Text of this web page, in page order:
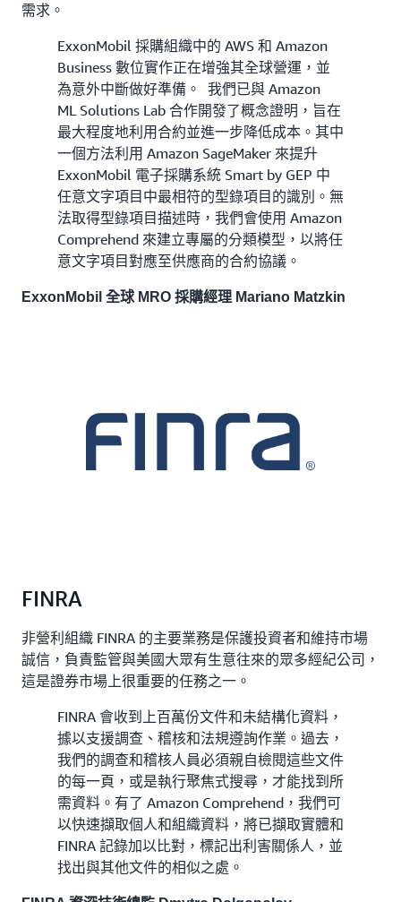
需求。
ExxonMobil 採購組織中的 AWS 和 Amazon
Business 數位實作正在增強其全球營運，並
為意外中斷做好準備。 我們已與 Amazon
ML Solutions Lab 合作開發了概念證明，旨在
最大程度地利用合約並進一步降低成本。其中
一個方法利用 Amazon SageMaker 來提升
ExxonMobil 電子採購系統 Smart by GEP 中
任意文字項目中最相符的型錄項目的識別。無
法取得型錄項目描述時，我們會使用 Amazon
Comprehend 來建立專屬的分類模型，以將任
意文字項目對應至供應商的合約協議。
ExxonMobil 全球 MRO 採購經理 Mariano Matzkin
FINRA
非營利組織 FINRA 的主要業務是保護投資者和維持市場
誠信，負責監管與美國大眾有生意往來的眾多經紀公司，
這是證券市場上很重要的任務之一。
FINRA 會收到上百萬份文件和未結構化資料，
據以支援調查、稽核和法規遵詢作業。過去，
我們的調查和稽核人員必須親自檢閱這些文件
的每一頁，或是執行聚焦式搜尋，才能找到所
需資料。有了 Amazon Comprehend，我們可
以快速擷取個人和組織資料，將已擷取實體和
FINRA 記錄加以比對，標記出利害關係人，並
找出與其他文件的相似之處。